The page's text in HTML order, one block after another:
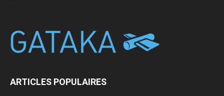
ARTICLES POPULAIRES